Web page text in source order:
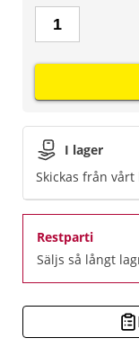
I lager
Skickas från
Restparti
Säljs så långt